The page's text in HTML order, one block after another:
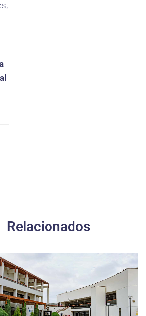
Relacionados